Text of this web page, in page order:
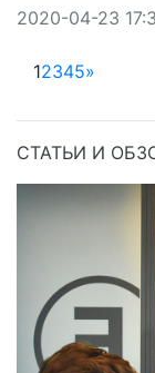
2020-04-23
12345»
СТАТЬИ И